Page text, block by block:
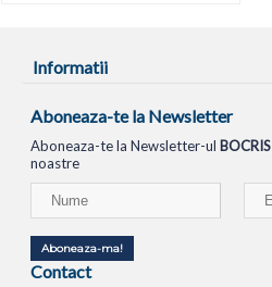
Informatii
Aboneaza-te la Newsletter
Aboneaza-te la Newsletter-ul BOCRIS
noastre
Aboneaza-ma!
Contact